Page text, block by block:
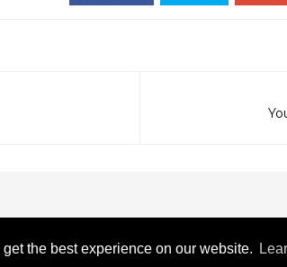
the best experience on our website.